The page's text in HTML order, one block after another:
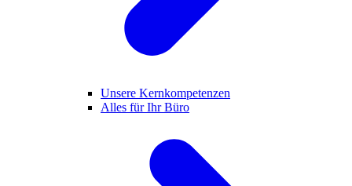
Unsere Kernkompetenzen
Alles für Ihr Büro